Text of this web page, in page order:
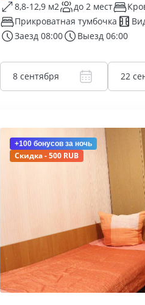
8,8-12,9 м2 до 2 мест
Прикроватная тумбочка
Заезд 08:00
Выезд 06:00
8 сентября 22
+100 бонусов за ночь
Скидка - 500 RUB